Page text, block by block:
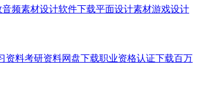
频素材设计软件下载平面设计素材游戏设计
料考研资料网盘下载职业资格认证下载百万